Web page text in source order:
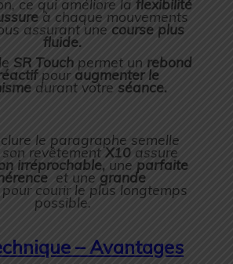
ce qui améliore la flexibilité
à chaque mouvements
assurant une course plus
fluide.
SR Touchpermet un rebond
pour augmenter le
durant votre séance.
le paragraphe semelle
son revêtementX10 assure
irréprochable, une parfaite
et une grande
courir le plus longtemps
possible.
– Avantages